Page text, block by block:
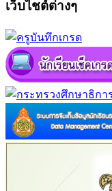
เว็บไชต์ต่างๆ